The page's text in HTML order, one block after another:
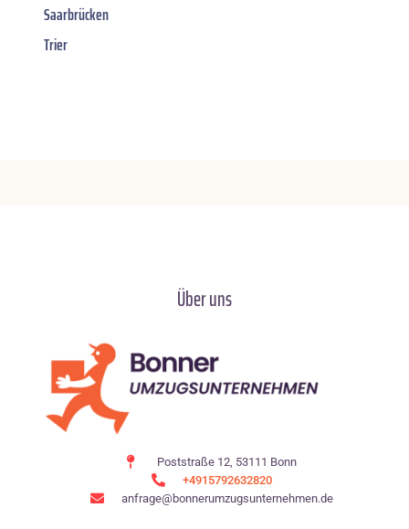
Saarbrücken
Trier
Über uns
Poststraße 12, 53111 Bonn
+4915792632820
anfrage@bonnerumzugsunternehmen.de